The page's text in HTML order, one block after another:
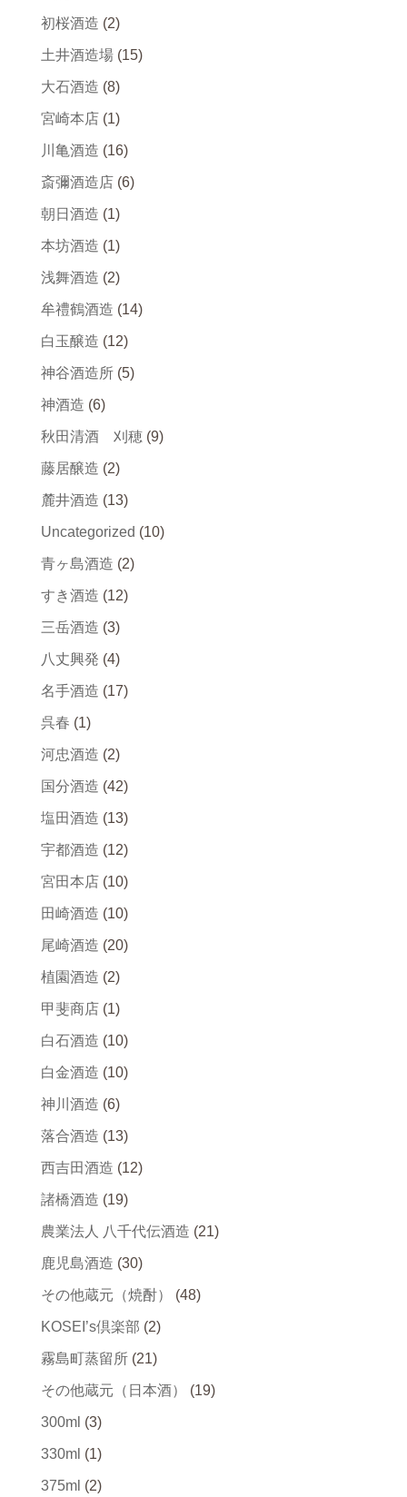
初桜酒造 (2)
土井酒造場 (15)
大石酒造 (8)
宮崎本店 (1)
川亀酒造 (16)
斎彌酒造店 (6)
朝日酒造 (1)
本坊酒造 (1)
浅舞酒造 (2)
牟禮鶴酒造 (14)
白玉醸造 (12)
神谷酒造所 (5)
神酒造 (6)
秋田清酒 刈穂 (9)
藤居醸造 (2)
麓井酒造 (13)
Uncategorized (10)
青ヶ島酒造 (2)
すき酒造 (12)
三岳酒造 (3)
八丈興発 (4)
名手酒造 (17)
呉春 (1)
河忠酒造 (2)
国分酒造 (42)
塩田酒造 (13)
宇都酒造 (12)
宮田本店 (10)
田崎酒造 (10)
尾崎酒造 (20)
植園酒造 (2)
甲斐商店 (1)
白石酒造 (10)
白金酒造 (10)
神川酒造 (6)
落合酒造 (13)
西吉田酒造 (12)
諸橋酒造 (19)
農業法人 八千代伝酒造 (21)
鹿児島酒造 (30)
その他蔵元（焼酎） (48)
KOSEI’s倶楽部 (2)
霧島町蒸留所 (21)
その他蔵元（日本酒） (19)
300ml (3)
330ml (1)
375ml (2)